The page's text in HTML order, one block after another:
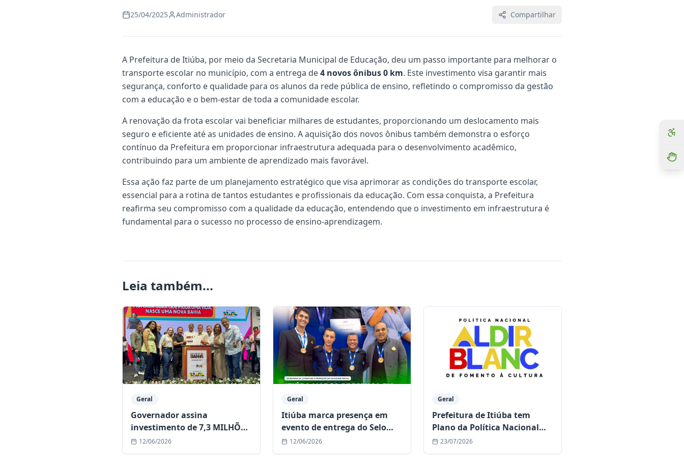
25/04/2025 Administrador Compartilhar
A Prefeitura de Itiúba, por meio da Secretaria Municipal de Educação, deu um passo importante para melhorar o
transporte escolar no município, com a entrega de4 novos ônibus 0 km. Este investimento visa garantir mais
segurança, conforto e qualidade para os alunos da rede pública de ensino, refletindo o compromisso da gestão
com a educação e o bem-estar de toda a comunidade escolar.
A renovação da frota escolar vai beneficiar milhares de estudantes, proporcionando um deslocamento mais
seguro e eficiente até as unidades de ensino. A aquisição dos novos ônibus também demonstra o esforço
contínuo da Prefeitura em proporcionar infraestrutura adequada para o desenvolvimento acadêmico,
contribuindo para um ambiente de aprendizado mais favorável.
Essa ação faz parte de um planejamento estratégico que visa aprimorar as condições do transporte escolar,
essencial para a rotina de tantos estudantes e profissionais da educação. Com essa conquista, a Prefeitura
reafirma seu compromisso com a qualidade da educação, entendendo que o investimento em infraestrutura é
fundamental para o sucesso no processo de ensino-aprendizagem.
Leia também...
Geral
Governador assina
investimento de 7,3 MILHÕES
para o Hospital Municipal de
Itiúba
12/06/2026
Geral
Itiúba marca presença em
evento de entrega do Selo
Amigo da Juventude Baiana,
em Feira de Santana
12/06/2026
Geral
Prefeitura de Itiúba tem
Plano da Política Nacional
Aldir Blanc (PNAB – Ciclo II)
habilitado e garante mais de
23/07/2026